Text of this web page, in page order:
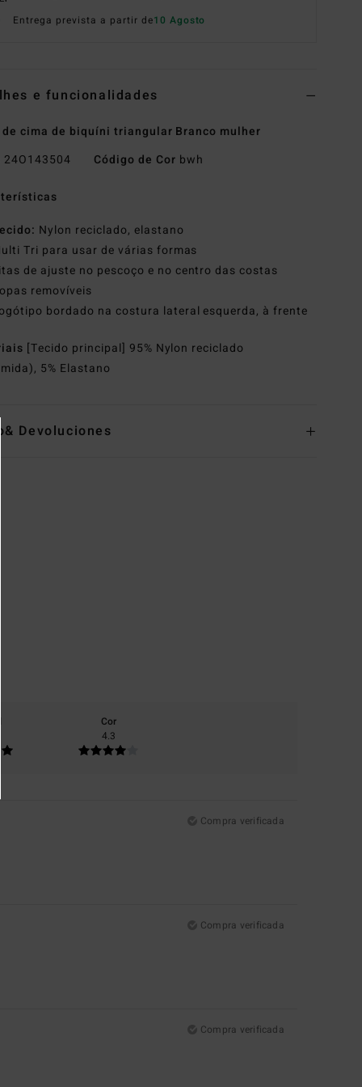
Entrega prevista a partir de10 Agosto
e funcionalidades
cima de biquíni triangular Branco mulher
24O143504 Código de Cor bwh
Nylon reciclado, elastano
Tri para usar de várias formas
de ajuste no pescoço e no centro das costas
removíveis
bordado na costura lateral esquerda, à frente
[Tecido principal] 95% Nylon reciclado
5% Elastano
Devoluciones
Cor
4.3
Compra verificada
Compra verificada
Compra verificada